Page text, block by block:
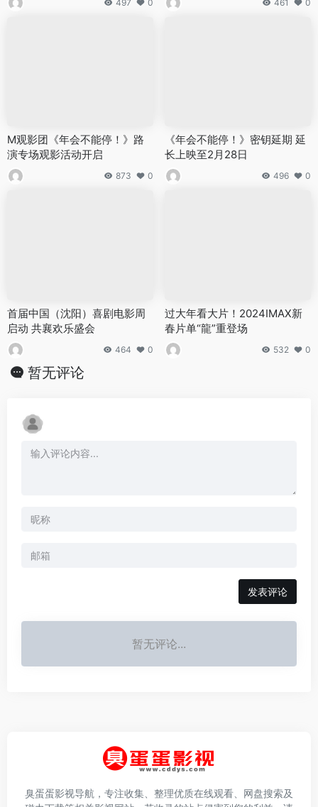
497 0 461 0
M观影团《年会不能停！》路
演专场观影活动开启
873 0
《年会不能停！》密钥延期 延
长上映至2月28日
496 0
首届中国（沈阳）喜剧电影周
启动 共襄欢乐盛会
464 0
过大年看大片！2024IMAX新
春片单“龍”重登场
532 0
暂无评论
发表评论
暂无评论...
臭蛋蛋影视导航，专注收集、整理优质在线观看、网盘搜索及